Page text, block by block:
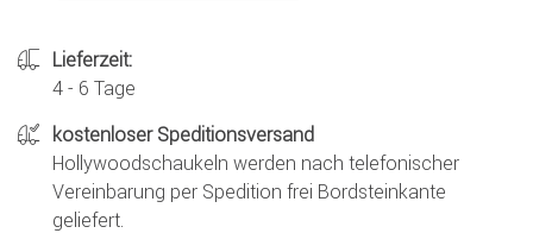
Lieferzeit:
4 - 6 Tage
kostenloser Speditionsversand
Hollywoodschaukeln werden nach telefonischer
Vereinbarung per Spedition frei Bordsteinkante
geliefert.